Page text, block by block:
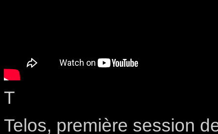
T
Telos, première session